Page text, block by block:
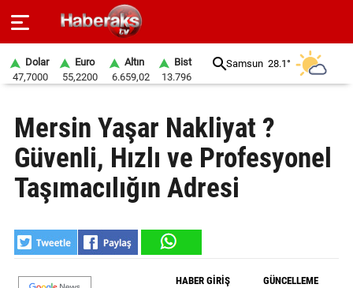
SPOR
YAŞAM
EKONOMİ
BELEDİYELER
SAĞLIK
Dolar
47,7000
Euro
55,2200
Altın
6.659,02
Bist
13.796
Samsun 28.1°
Mersin Yaşar Nakliyat ?
Güvenli, Hızlı ve Profesyonel
Taşımacılığın Adresi
HABER GİRİŞ
GÜNCELLEME